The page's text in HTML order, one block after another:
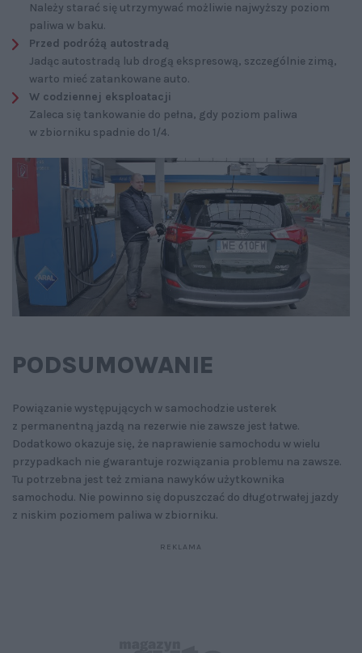
Należy starać się utrzymywać możliwie najwyższy poziom
paliwa w baku.
Przed podróżą autostradą
Jadąc autostradą lub drogą ekspresową, szczególnie zimą,
warto mieć zatankowane auto.
W codziennej eksploatacji
Zaleca się tankowanie do pełna, gdy poziom paliwa
w zbiorniku spadnie do 1/4.
PODSUMOWANIE
Powiązanie występujących w samochodzie usterek
z permanentną jazdą na rezerwie nie zawsze jest łatwe.
Dodatkowo okazuje się, że naprawienie samochodu w wielu
przypadkach nie gwarantuje rozwiązania problemu na zawsze.
Tu potrzebna jest też zmiana nawyków użytkownika
samochodu. Nie powinno się dopuszczać do długotrwałej jazdy
z niskim poziomem paliwa w zbiorniku.